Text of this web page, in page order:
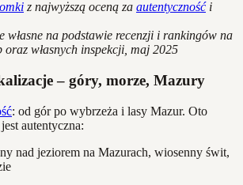
z najwyższą oceną za autentycznośći
własne na podstawie recenzji i rankingów na
własnych inspekcji, maj 2025
– góry, morze, Mazury
: od gór po wybrzeża i lasy Mazur. Oto
autentyczna: